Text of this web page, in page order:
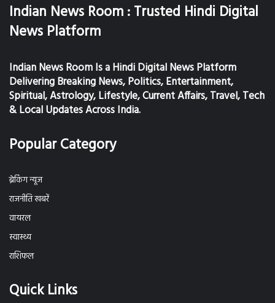
Indian News Room : Trusted Hindi Digital
News Platform
Indian News Room Is a Hindi Digital News Platform
Delivering Breaking News, Politics, Entertainment,
Spiritual, Astrology, Lifestyle, Current Affairs, Travel, Tech
& Local Updates Across India.
Popular Category
ब्रेकिंग न्यूज
राजनीति खबरें
वायरल
स्वास्थ्य
राशिफल
Quick Links